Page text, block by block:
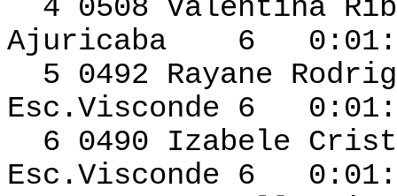
4 0508
Ajuricaba 6
5 0492
Esc.Visconde 6
6 0490 Izabele
Esc.Visconde 6